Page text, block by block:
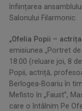
înființarea
Salonului Filarmonic.
„Ofelia Popii –
emisiunea „Portret
18:00 (reluare joi, 8
Popii, actriță,
Berlogea-Boariu în
Mefisto în „Faust”,
care o întâlnim Pe